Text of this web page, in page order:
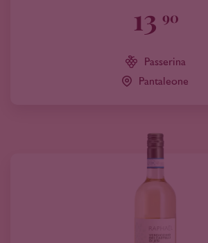
13 90
Passerina
Pantaleone